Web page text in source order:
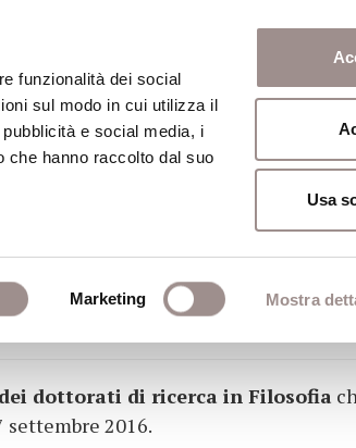
funzionalità dei social
sul modo in cui utilizza il
e social media, i
che hanno raccolto dal suo
Marketing Mostra
Usa
Studi Religiosi
IN
di ricerca in Filosofia
dottorati di ricerca in Filosofia
settembre 2016.